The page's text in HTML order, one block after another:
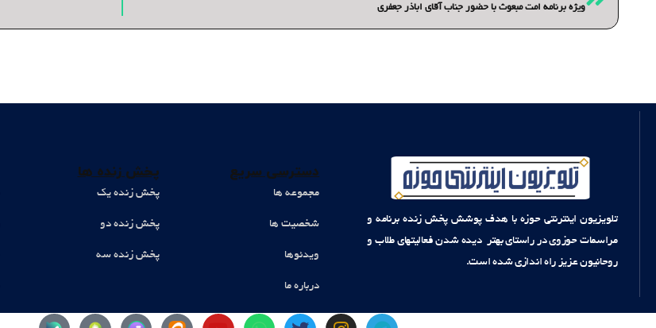
ویژه برنامه امت مبعوث با حضور جناب آقای اباذر جعفری
تلویزیون اینترنتی حوزه با هدف پوشش پخش زنده برنامه و
مراسمات حوزوی در راستای بهتر دیده شدن فعالیتهای طلاب و
روحانیون عزیز راه اندازی شده است.
دسترسی سریع
مجموعه ها
شخصیت ها
ویدئوها
درباره ما
پخش زنده ها
پخش زنده یک
پخش زنده دو
پخش زنده سه
T
I
T
W
Y